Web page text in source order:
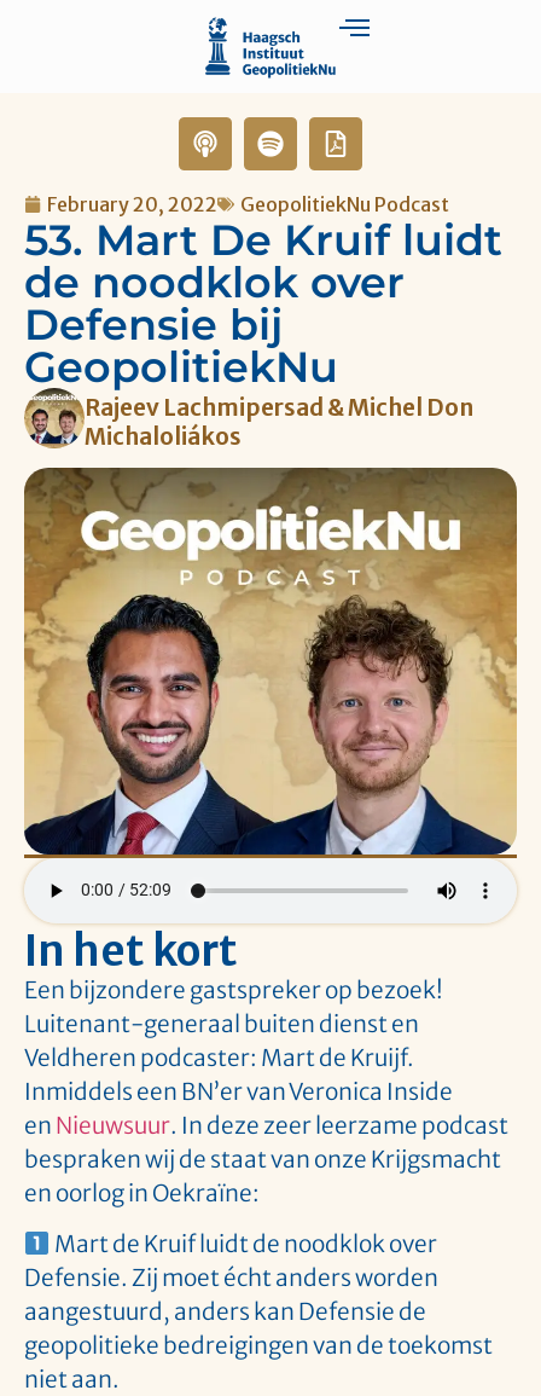
February 20, 2022 GeopolitiekNu Podcast
53. Mart De Kruif luidt
de noodklok over
Defensie bij
GeopolitiekNu
Rajeev Lachmipersad & Michel Don
Michaloliákos
In het kort
Een bijzondere gastspreker op bezoek!
Luitenant-generaal buiten dienst en
Veldheren podcaster: Mart de Kruijf.
Inmiddels een BN’er van Veronica Inside
en Nieuwsuur. In deze zeer leerzame podcast
bespraken wij de staat van onze Krijgsmacht
en oorlog in Oekraïne:
Mart de Kruif luidt de noodklok over
Defensie. Zij moet écht anders worden
aangestuurd, anders kan Defensie de
geopolitieke bedreigingen van de toekomst
niet aan.